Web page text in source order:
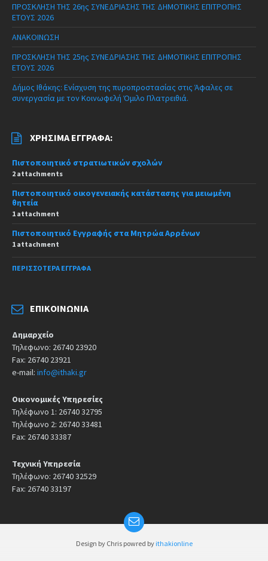
ΠΡΟΣΚΛΗΣΗ ΤΗΣ 26ης ΣΥΝΕΔΡΙΑΣΗΣ ΤΗΣ ΔΗΜΟΤΙΚΗΣ ΕΠΙΤΡΟΠΗΣ
ΕΤΟΥΣ 2026
ΑΝΑΚΟΙΝΩΣΗ
ΠΡΟΣΚΛΗΣΗ ΤΗΣ 25ης ΣΥΝΕΔΡΙΑΣΗΣ ΤΗΣ ΔΗΜΟΤΙΚΗΣ ΕΠΙΤΡΟΠΗΣ
ΕΤΟΥΣ 2026
Δήμος Ιθάκης: Ενίσχυση της πυροπροστασίας στις Άφαλες σε
συνεργασία με τον Κοινωφελή Όμιλο Πλατρειθιά.
ΧΡΉΣΙΜΑ ΈΓΓΡΑΦΑ:
Πιστοποιητικό στρατιωτικών σχολών
2 attachments
Πιστοποιητικό οικογενειακής κατάστασης για μειωμένη
θητεία
1 attachment
Πιστοποιητικό Εγγραφής στα Μητρώα Αρρένων
1 attachment
ΠΕΡΙΣΣΌΤΕΡΑ ΈΓΓΡΑΦΑ
ΕΠΙΚΟΙΝΩΝΊΑ
Δημαρχείο
Τηλεφωνο: 26740 23920
Fax: 26740 23921
e-mail: info@ithaki.gr
Οικονομικές Υπηρεσίες
Τηλέφωνο 1: 26740 32795
Τηλέφωνο 2: 26740 33481
Fax: 26740 33387
Τεχνική Υπηρεσία
Τηλέφωνο: 26740 32529
Fax: 26740 33197
Design by Chris powred by ithakionline